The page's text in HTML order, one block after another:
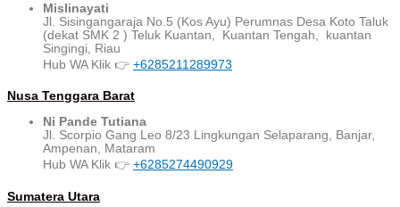
Mislinayati
Jl. Sisingangaraja No.5 (Kos Ayu) Perumnas Desa Koto Taluk
(dekat SMK 2 ) Teluk Kuantan, Kuantan Tengah, kuantan
Singingi, Riau
Hub WA Klik 👉 +6285211289973
Nusa Tenggara Barat
Ni Pande Tutiana
Jl. Scorpio Gang Leo 8/23 Lingkungan Selaparang, Banjar,
Ampenan, Mataram
Hub WA Klik 👉 +6285274490929
Sumatera Utara